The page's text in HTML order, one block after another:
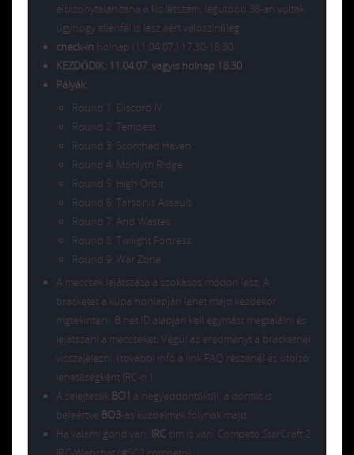
elbizonytalanítana a kis létszám; legutóbb 38-an voltak,
úgyhogy ellenfél is lesz aért valószínűleg.
check-in holnap (11.04.07.) 17.30-18.30
KEZDŐDIK: 11.04.07. vagyis holnap 18.30
Pályák:
Round 1: Discord IV
Round 2: Tempest
Round 3: Scorched Haven
Round 4: Monlyth Ridge
Round 5: High Orbit
Round 6: Tarsonis Assault
Round 7: Arid Wastes
Round 8: Twilight Fortress
Round 9: War Zone
A meccsek lejátszása a szokásos módon lesz, A
bracketet a kupa honlapján lehet majd kezdékor
mgtekinteni. B.net ID alapján kell egymást megtalálni és
lejátszani a meccseket. Végül az eredményt a bracketnél
visszajelezni. (további infó a link FAQ részénél és útolsó
lehetőségként IRC-n.)
A selejtezők BO1 a negyeddöntőktől, a döntőt is
beleértve BO3-as küzdelmek folynak majd.
Ha valami gond van, IRC cím is van: Competo StarCraft 2